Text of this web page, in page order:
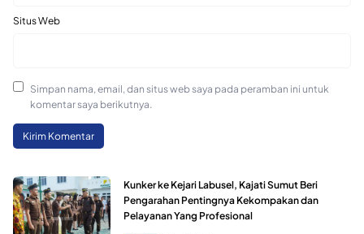
Situs Web
Simpan nama, email, dan situs web saya pada peramban ini untuk
komentar saya berikutnya.
Kunker ke Kejari Labusel, Kajati Sumut Beri
Pengarahan Pentingnya Kekompakan dan
Pelayanan Yang Profesional